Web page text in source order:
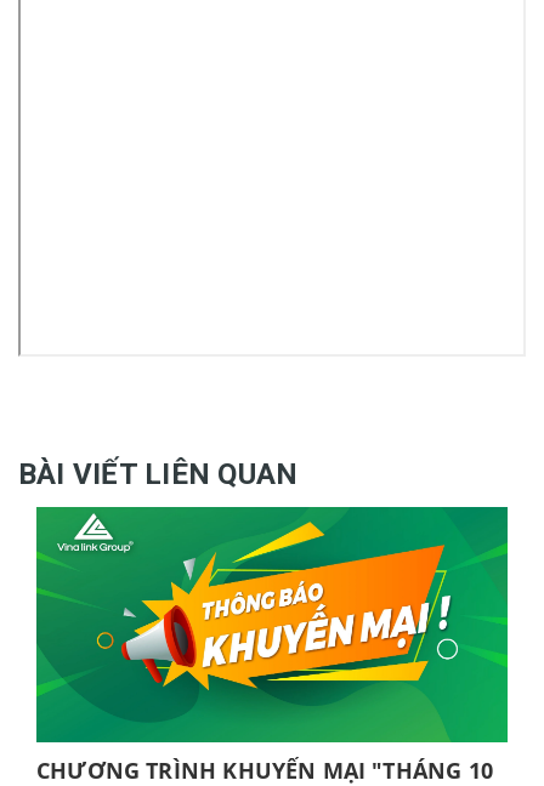
BÀI VIẾT LIÊN QUAN
CHƯƠNG TRÌNH KHUYẾN MẠI "THÁNG 10